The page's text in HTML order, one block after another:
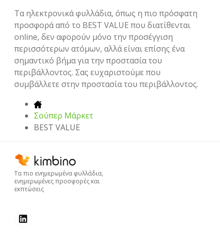
Τα ηλεκτρονικά φυλλάδια, όπως η πιο πρόσφατη
προσφορά από το BEST VALUE που διατίθενται
online, δεν αφορούν μόνο την προσέγγιση
περισσότερων ατόμων, αλλά είναι επίσης ένα
σημαντικό βήμα για την προστασία του
περιβάλλοντος. Σας ευχαριστούμε που
συμβάλλετε στην προστασία του περιβάλλοντος.
Σούπερ Μάρκετ
BEST VALUE
Τα πιο ενημερωμένα φυλλάδια,
ενημερωμένες προσφορές και
εκπτώσεις